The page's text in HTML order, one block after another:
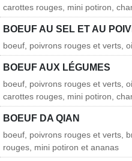
carottes rouges, mini potiron,
BOEUF AU SEL ET AU
boeuf, poivrons rouges et verts,
BOEUF AUX LÉGUMES
boeuf, poivrons rouges et verts,
carottes rouges, mini potiron,
BOEUF DA QIAN
boeuf, poivrons rouges et verts,
rouges, mini potiron et ananas